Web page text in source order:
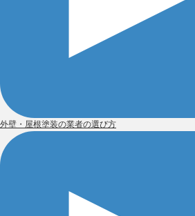
外壁・屋根塗装の業者の選び方